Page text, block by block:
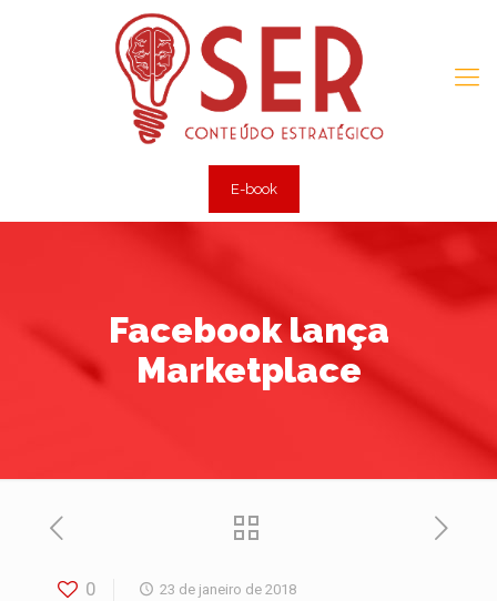
E-book
Facebook lança
Marketplace
0 23 de janeiro de 2018